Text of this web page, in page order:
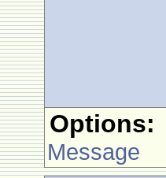
Options:
Message